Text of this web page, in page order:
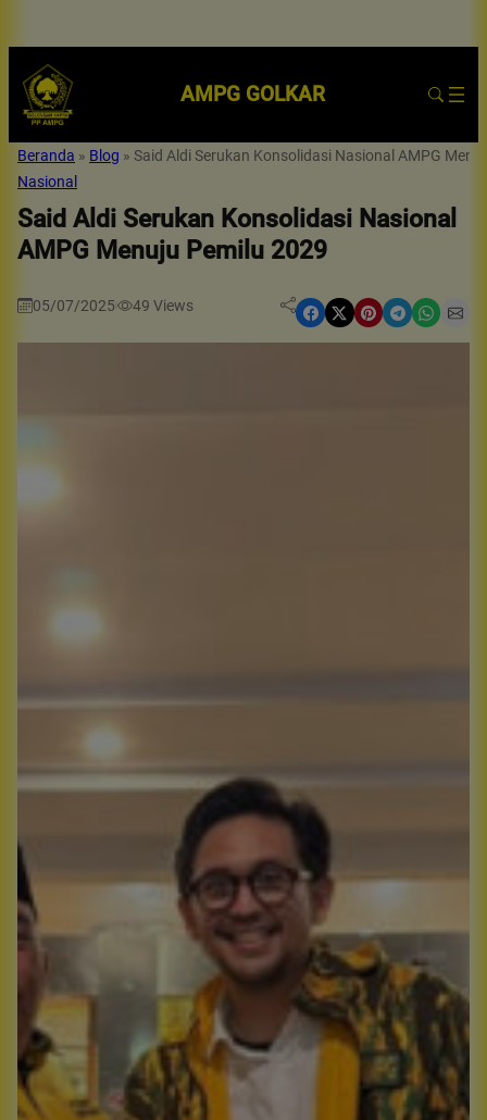
AMPG GOLKAR
Beranda » Blog » Said Aldi Serukan Konsolidasi Nasional AMPG
Nasional
Said Aldi Serukan Konsolidasi Nasional
AMPG Menuju Pemilu 2029
05/07/2025 49 Views Share on Facebook Share on X Share on Pinterest Share on Telegram Share on WhatsApp Share on Email